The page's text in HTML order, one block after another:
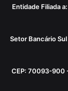
Entidade Filiada
Setor Bancário
CEP: 70093-900